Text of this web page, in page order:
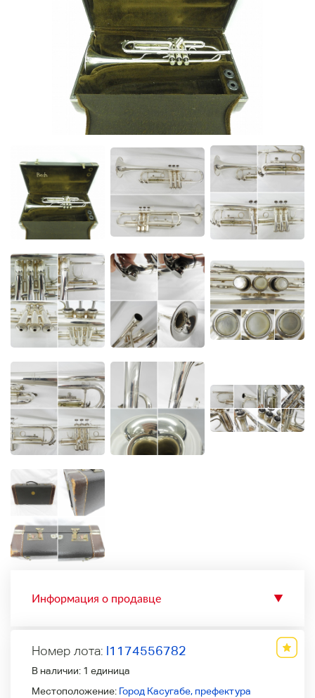
Информация о продавце ▼
Номер лота: l1174556782
В наличии: 1 единица
Местоположение: Город Касугабе, префектура